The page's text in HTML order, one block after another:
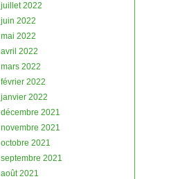
juillet 2022
juin 2022
mai 2022
avril 2022
mars 2022
février 2022
janvier 2022
décembre 2021
novembre 2021
octobre 2021
septembre 2021
août 2021